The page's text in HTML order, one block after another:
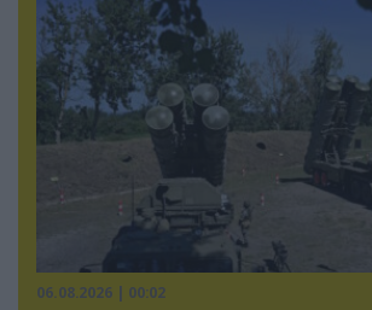
06.08.2026 | 00:02